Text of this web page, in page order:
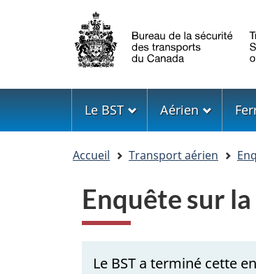
Sélection
de
la
langue
Menu
Le BST Aérien
Accueil Transport aérien
Enquête sur
Le BST a terminé cette